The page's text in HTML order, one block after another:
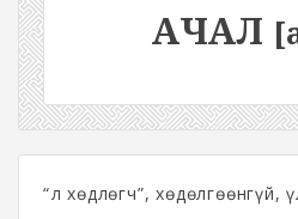
АЧАЛ
“Үл хөдлөгч”, хөдөлгөөнгүй,